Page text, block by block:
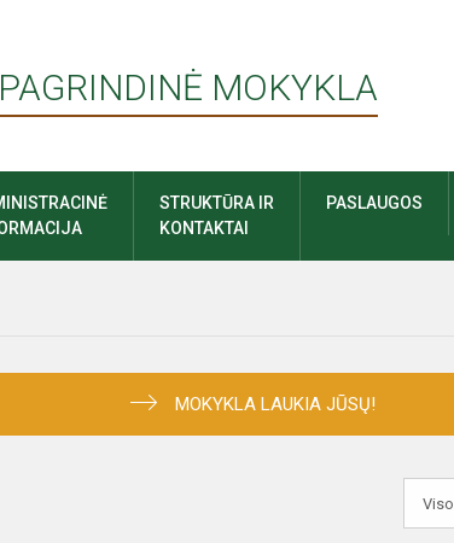
MOKYKLA
STRUKTŪRA IR
KONTAKTAI
PASLAUGOS
MOKYKLA LAUKIA JŪSŲ!